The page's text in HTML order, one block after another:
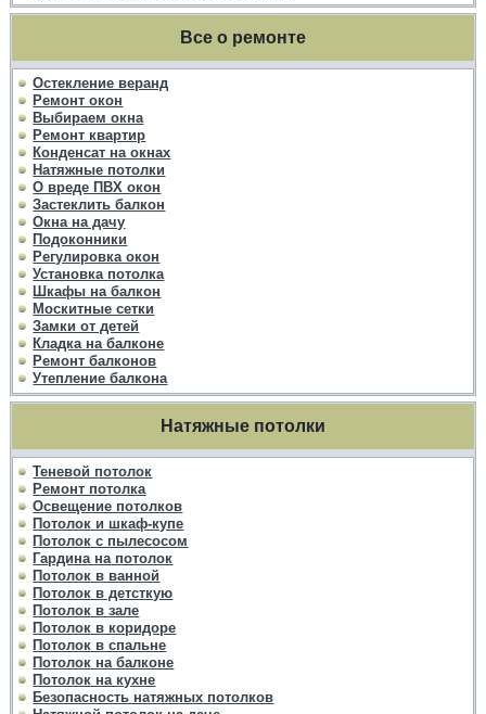
Все о ремонте
Остекление веранд
Ремонт окон
Выбираем окна
Ремонт квартир
Конденсат на окнах
Натяжные потолки
О вреде ПВХ окон
Застеклить балкон
Окна на дачу
Подоконники
Регулировка окон
Установка потолка
Шкафы на балкон
Москитные сетки
Замки от детей
Кладка на балконе
Ремонт балконов
Утепление балкона
Натяжные потолки
Теневой потолок
Ремонт потолка
Освещение потолков
Потолок и шкаф-купе
Потолок с пылесосом
Гардина на потолок
Потолок в ванной
Потолок в детсткую
Потолок в зале
Потолок в коридоре
Потолок в спальне
Потолок на балконе
Потолок на кухне
Безопасность натяжных потолков